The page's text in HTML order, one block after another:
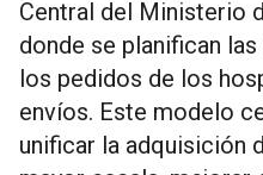
Central del Ministerio
donde se planifican
los pedidos de los
envíos. Este modelo
unificar la adquisición